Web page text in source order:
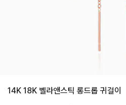
14K 18K 벨라앤스틱 롱드롭 귀걸이